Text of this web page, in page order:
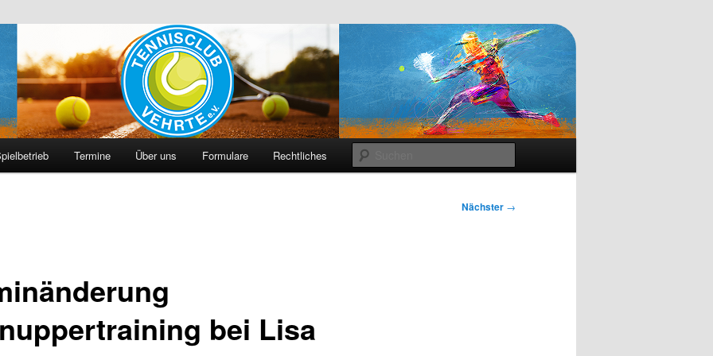
e. V.
Termine Über uns Formulare Rechtliches
Nächster →
bei Lisa